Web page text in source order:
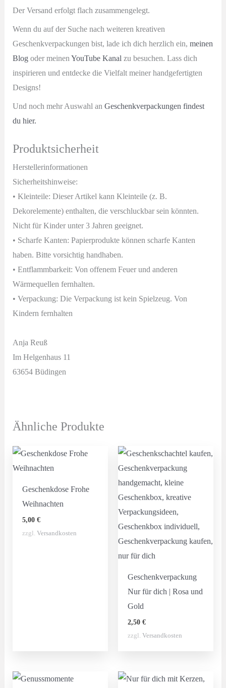
Der Versand erfolgt flach zusammengelegt.
Wenn du auf der Suche nach weiteren kreativen
Geschenkverpackungen bist, lade ich dich herzlich ein, meinen
Blogoder meinen YouTube Kanal zu besuchen. Lass dich
inspirieren und entdecke die Vielfalt meiner handgefertigten
Designs!
Und noch mehr Auswahl an Geschenkverpackungen findest
du hier.
Produktsicherheit
Herstellerinformationen
Sicherheitshinweise:
• Kleinteile: Dieser Artikel kann Kleinteile (z. B.
Dekorelemente) enthalten, die verschluckbar sein könnten.
Nicht für Kinder unter 3 Jahren geeignet.
• Scharfe Kanten: Papierprodukte können scharfe Kanten
haben. Bitte vorsichtig handhaben.
• Entflammbarkeit: Von offenem Feuer und anderen
Wärmequellen fernhalten.
• Verpackung: Die Verpackung ist kein Spielzeug. Von
Kindern fernhalten
Anja Reuß
Im Helgenhaus 11
63654 Büdingen
Ähnliche Produkte
Geschenkdose Frohe
Weihnachten
5,00 €
zzgl. Versandkosten
Geschenkverpackung
Nur für dich | Rosa und
Gold
2,50€
zzgl.Versandkosten